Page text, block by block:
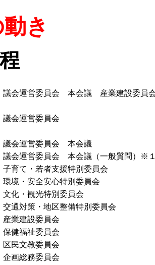
き
議会運営委員会 本会議 産業建設委員
議会運営委員会
議会運営委員会 本会議
議会運営委員会 本会議（一般質問）※
子育て・若者支援特別委員会
環境・安全安心特別委員会
文化・観光特別委員会
交通対策・地区整備特別委員会
産業建設委員会
保健福祉委員会
区民文教委員会
企画総務委員会